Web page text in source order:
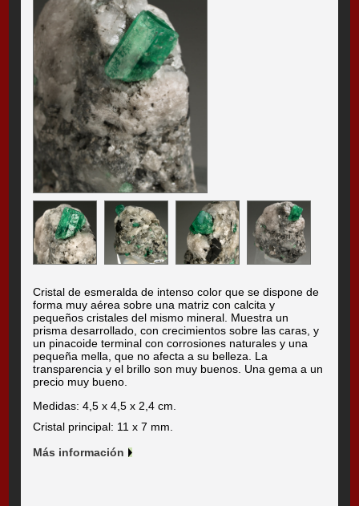
Cristal de esmeralda de intenso color que se dispone de
forma muy aérea sobre una matriz con calcita y
pequeños cristales del mismo mineral. Muestra un
prisma desarrollado, con crecimientos sobre las caras, y
un pinacoide terminal con corrosiones naturales y una
pequeña mella, que no afecta a su belleza. La
transparencia y el brillo son muy buenos. Una gema a un
precio muy bueno.
Medidas: 4,5 x 4,5 x 2,4 cm.
Cristal principal: 11 x 7 mm.
Más información